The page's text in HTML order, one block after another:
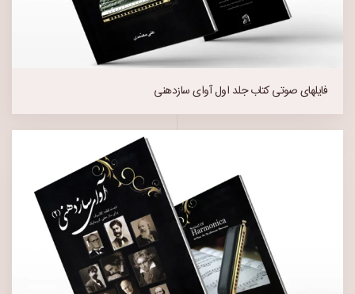
فایلهای صوتی کتاب جلد اول آوای سازدهنی